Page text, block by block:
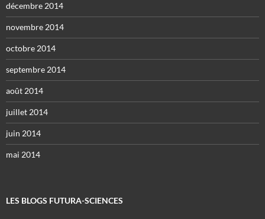
décembre 2014
novembre 2014
octobre 2014
septembre 2014
août 2014
juillet 2014
juin 2014
mai 2014
LES BLOGS FUTURA-SCIENCES